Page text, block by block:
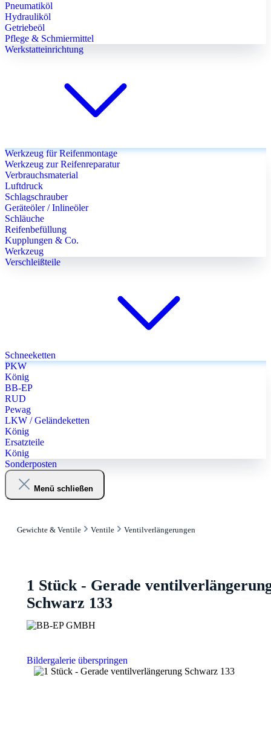
Pneumatiköl
Hydrauliköl
Getriebeöl
Pflege & Schmiermittel
Werkstatteinrichtung
Werkzeug für Reifenmontage
Werkzeug zur Reifenreparatur
Verbrauchsmaterial
Luftdruck
Schlagschrauber
Geräteöler / Inlineöler
Schläuche
Reifenbefüllung
Kupplungen & Co.
Werkzeug
Verschleißteile
Schneeketten
PKW
König
BB-EP
RUD
Pewag
LKW / Geländeketten
König
Ersatzteile
König
Sonderposten
Menü schließen
Gewichte & Ventile Ventile Ventilverlängerungen
1 Stück - Gerade
Schwarz 133
Bildergalerie überspringen